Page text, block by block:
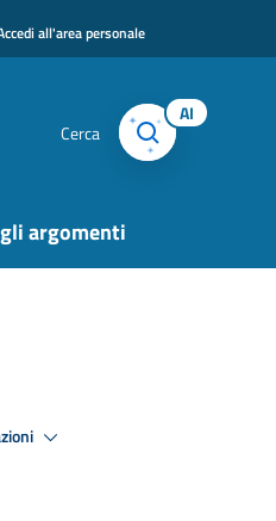
all'area personale
Cerca
AI
argomenti